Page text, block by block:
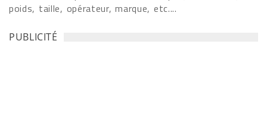
poids, taille, opérateur, marque, etc....
PUBLICITÉ